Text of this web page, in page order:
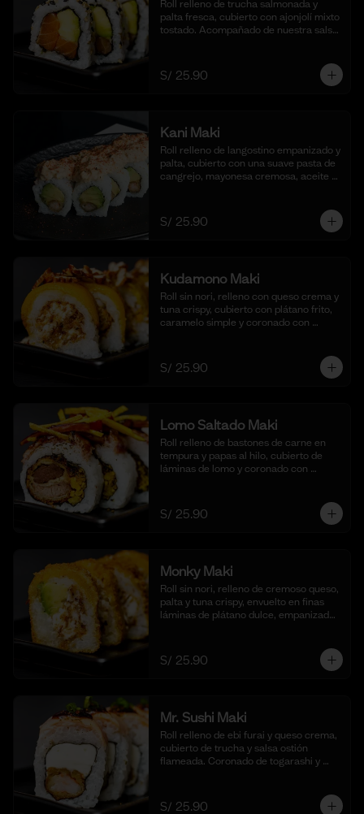
Roll relleno de trucha salmonada y
palta fresca, cubierto con ajonjolí mixto
tostado. Acompañado de nuestra salsa
S/ 25.90
Kani Maki
Roll relleno de langostino empanizado y
palta, cubierto con una suave pasta de
cangrejo, mayonesa cremosa, aceite
cortes).
S/ 25.90
Kudamono Maki
Roll sin nori, relleno con queso crema y
tuna crispy, cubierto con plátano frito,
caramelo simple y coronado con
S/ 25.90
Lomo Saltado Maki
Roll relleno de bastones de carne en
tempura y papas al hilo, cubierto de
láminas de lomo y coronado con
Acompañado de nuestra salsa shoyu.
(10 cortes)
S/ 25.90
Monky Maki
Roll sin nori, relleno de cremoso queso,
palta y tuna crispy, envuelto en finas
láminas de plátano dulce, empanizado
maracuyá y quinua crocante. (10
cortes).
S/ 25.90
Mr. Sushi Maki
Roll relleno de ebi furai y queso crema,
cubierto de trucha y salsa ostión
flameada. Coronado de togarashi y
S/ 25.90